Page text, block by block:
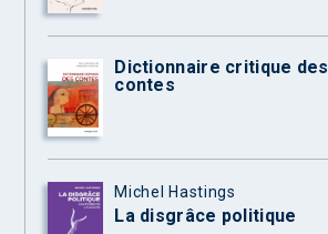
Dictionnaire critique des
contes
Michel Hastings
La disgrâce politique